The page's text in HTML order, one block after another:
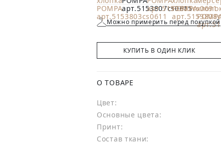
Можно примерить перед покупкой
КУПИТЬ В ОДИН КЛИК
О ТОВАРЕ
Цвет:
Основные цвета:
Принт:
Состав ткани: